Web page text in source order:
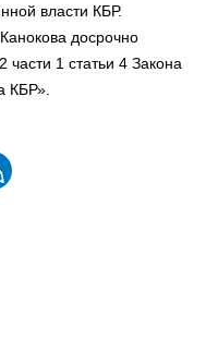
власти КБР.
досрочно
1 статьи 4 Закона
КБР».